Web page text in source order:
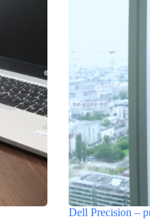
Dell Precision –